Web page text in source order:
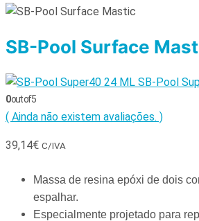
SB-Pool Surface
SB-Pool
0out of 5
( Ainda não existem avaliações. )
39,14€ C/IVA
Massa de resina epóxi de dois
espalhar.
Especialmente projetado para